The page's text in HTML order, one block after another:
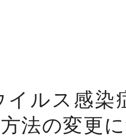
イルス感
法の変更